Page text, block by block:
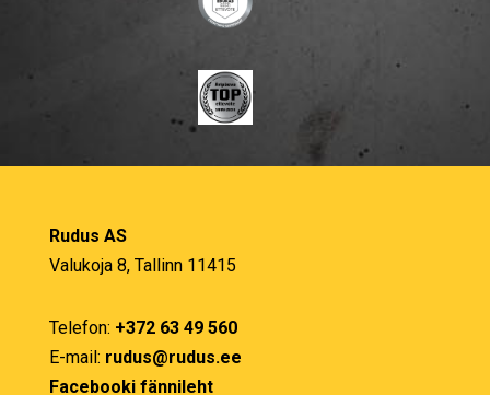
Rudus AS
Valukoja 8, Tallinn 11415
Telefon: +372 63 49 560
E-mail: rudus@rudus.ee
Facebooki fännileht